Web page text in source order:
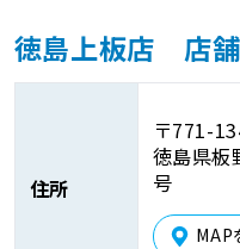
徳島上板店 店
住所
〒771-
徳島県板
号
MAP